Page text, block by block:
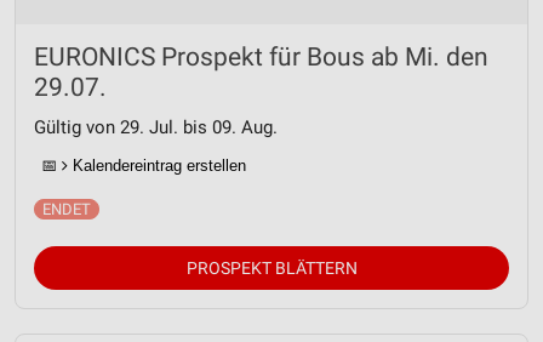
EURONICS Prospekt für Bous ab Mi. den
29.07.
Gültig von 29. Jul. bis 09. Aug.
📅 Kalendereintrag erstellen
PROSPEKT BLÄTTERN